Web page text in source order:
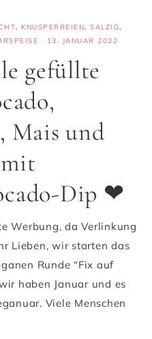
, KNUSPERREIEN, SALZIG,
· 13. JANUAR 2022
gefüllte
Mais und
Dip ❤
Werbung, da Verlinkung
Lieben, wir starten das
Runde “Fix auf
haben Januar und es
Viele Menschen